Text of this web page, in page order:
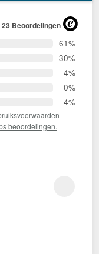
23 Beoordelingen
61%
30%
4%
0%
4%
beoordelingen.